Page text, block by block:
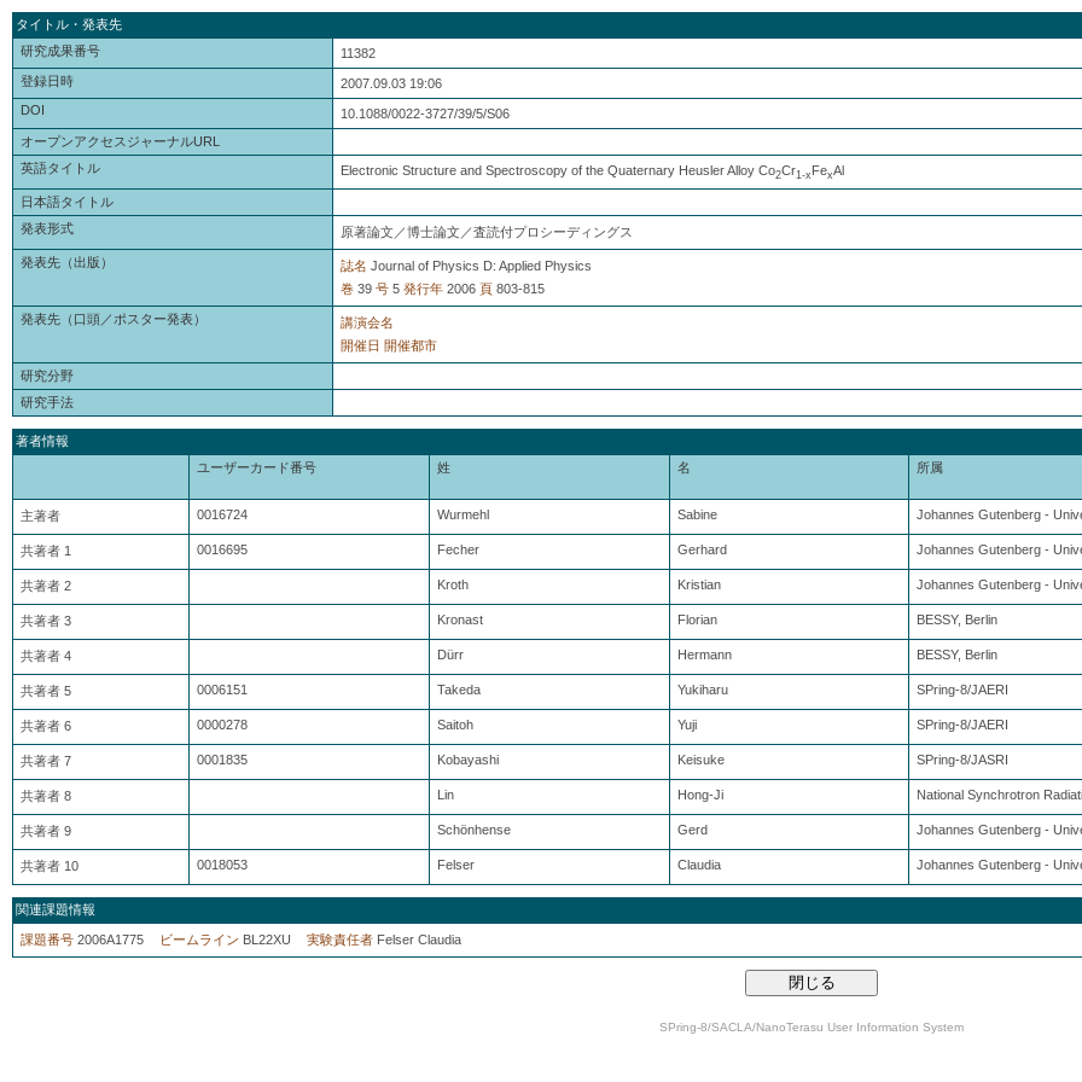
タイトル・発表先
研究成果番号
11382
登録日時
2007.09.03 19:06
DOI
10.1088/0022-3727/39/5/S06
オープンアクセスジャーナルURL
英語タイトル
Electronic Structure and Spectroscopy of the Quaternary Heusler Alloy Co2Cr1-x FexAl
日本語タイトル
発表形式
原著論文／博士論文／査読付プロシーディングス
発表先（出版） 誌名 Journal of Physics D: Applied Physics
巻 39 号 5 発行年 2006 頁 803-815
発表先（口頭／ポスター発表）
講演会名
開催日 開催都市
研究分野
研究手法
著者情報
ユーザーカード番号
姓 名 所属
主著者 0016724 Wurmehl Sabine Johannes Gutenberg -
共著者 1 0016695 Fecher Gerhard Johannes Gutenberg -
共著者 2 Kroth Kristian Johannes Gutenberg -
共著者 3 Kronast Florian BESSY, Berlin
共著者 4 Dürr Hermann BESSY, Berlin
共著者 5 0006151 Takeda Yukiharu SPring-8/JAERI
共著者 6 0000278 Saitoh Yuji SPring-8/JAERI
共著者 7 0001835 Kobayashi Keisuke SPring-8/JASRI
共著者 8 Lin Hong-Ji National Synchrotron
共著者 9 Schönhense Gerd Johannes Gutenberg -
共著者 10 0018053 Felser Claudia Johannes Gutenberg -
関連課題情報
課題番号 2006A1775 ビームライン BL22XU 実験責任者 Felser Claudia
SPring-8/SACLA/NanoTerasu User Information System